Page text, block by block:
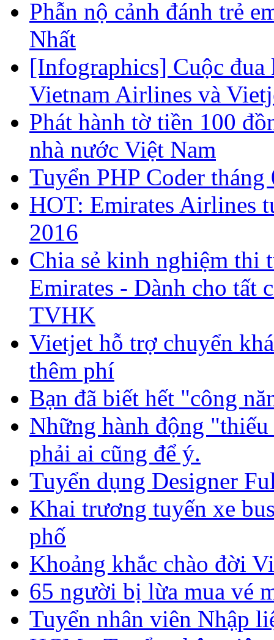
Phẫn nộ cảnh đánh trẻ
Nhất
[Infographics] Cuộc
Vietnam Airlines và
Phát hành tờ tiền 100
nhà nước Việt Nam
Tuyển PHP Coder tháng
HOT: Emirates Airlines
2016
Chia sẻ kinh nghiệm thi
Emirates - Dành cho tất
TVHK
Vietjet hỗ trợ chuyển
thêm phí
Bạn đã biết hết "công
Những hành động
phải ai cũng để ý.
Tuyển dụng Designer
Khai trương tuyến xe
phố
Khoảng khắc chào đời
65 người bị lừa mua vé
Tuyển nhân viên Nhập